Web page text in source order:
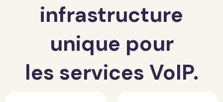
infrastructure
unique pour
les services VoIP.